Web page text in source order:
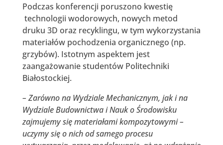
Podczas konferencji poruszono kwestię
technologii wodorowych, nowych metod
druku 3D oraz recyklingu, w tym wykorzystania
materiałów pochodzenia organicznego (np.
grzybów). Istotnym aspektem jest
zaangażowanie studentów Politechniki
Białostockiej.
– Zarówno na Wydziale Mechanicznym, jak i na
Wydziale Budownictwa i Nauk o Środowisku
zajmujemy się materiałami kompozytowymi –
uczymy się o nich od samego procesu